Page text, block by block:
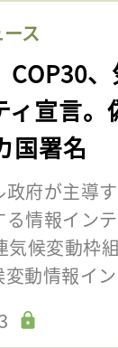
ス
COP30
ィ宣言
国署名
府が主導
る情報イン
気候変動枠
変動情報イ